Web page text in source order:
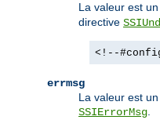
La valeur est
directive
<!--
errmsg
La valeur est
SSIErrorMsg